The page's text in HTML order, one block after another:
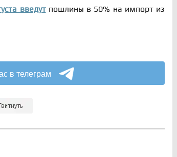
введутпошлины в 50% на импорт из
в телеграм